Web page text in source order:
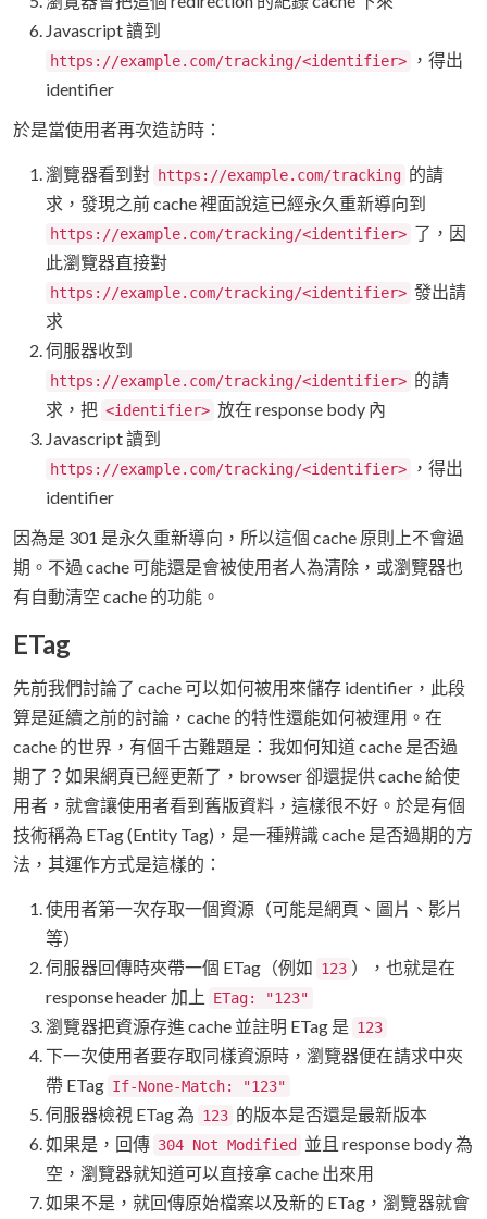
Javascript 讀到
https://example.com/tracking/<identifier>
，得出
identifier
於是當使用者再次造訪時：
瀏覽器看到對 https://example.com/tracking 的請
求，發現之前 cache 裡面說這已經永久重新導向到
https://example.com/tracking/<identifier> 了，因
此瀏覽器直接對
https://example.com/tracking/<identifier> 發出請
求
伺服器收到
https://example.com/tracking/<identifier> 的請
求，把 <identifier> 放在 response body 內
Javascript 讀到
https://example.com/tracking/<identifier>
，得出
identifier
因為是 301 是永久重新導向，所以這個 cache 原則上不會過
期。不過 cache 可能還是會被使用者人為清除，或瀏覽器也
有自動清空 cache 的功能。
ETag
先前我們討論了 cache 可以如何被用來儲存 identifier，此段
算是延續之前的討論，cache 的特性還能如何被運用。在
cache 的世界，有個千古難題是：我如何知道 cache 是否過
期了？如果網頁已經更新了，browser 卻還提供 cache 給使
用者，就會讓使用者看到舊版資料，這樣很不好。於是有個
技術稱為 ETag (Entity Tag)，是一種辨識 cache 是否過期的方
法，其運作方式是這樣的：
使用者第一次存取一個資源（可能是網頁、圖片、影片
等）
伺服器回傳時夾帶一個 ETag（例如 123 ），也就是在
response header 加上
ETag: "123"
瀏覽器把資源存進 cache 並註明 ETag 是 123
下一次使用者要存取同樣資源時，瀏覽器便在請求中夾
帶 ETag If-None-Match: "123"
伺服器檢視 ETag 為 123 的版本是否還是最新版本
如果是，回傳 304 Not Modified
並且 response body 為
空，瀏覽器就知道可以直接拿 cache 出來用
如果不是，就回傳原始檔案以及新的 ETag，瀏覽器就會